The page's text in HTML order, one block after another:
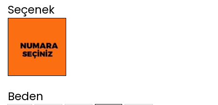
Seçenek
Beden